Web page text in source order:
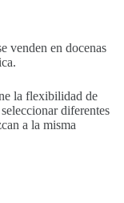
en docenas
la flexibilidad de
diferentes
a la misma